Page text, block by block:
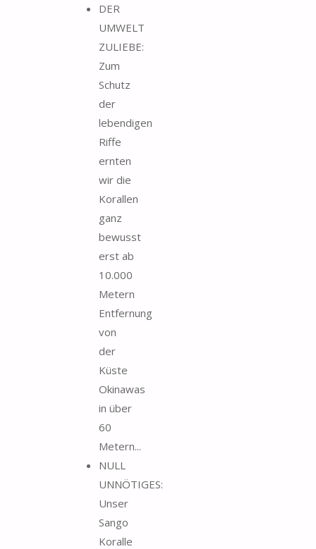
DER
UMWELT
ZULIEBE:
Zum
Schutz
der
lebendigen
Riffe
ernten
wir die
Korallen
ganz
bewusst
erst ab
10.000
Metern
Entfernung
von
der
Küste
Okinawas
in über
60
Metern...
NULL
UNNÖTIGES:
Unser
Sango
Koralle